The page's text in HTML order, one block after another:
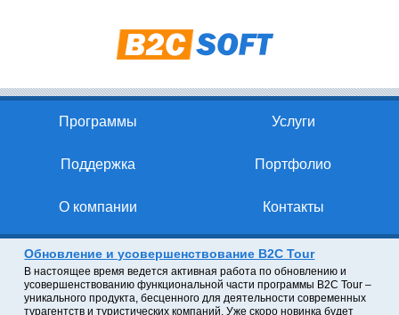
Программы Услуги
Поддержка Портфолио
О компании Контакты
Обновление и усовершенствование B2C Tour
В настоящее время ведется активная работа по обновлению и
усовершенствованию функциональной части программы B2C Tour –
уникального продукта, бесценного для деятельности современных
турагентств и туристических компаний. Уже скоро новинка будет